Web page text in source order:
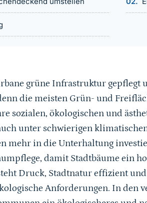
grüne Infrastruktur
die meisten Grün- und
sozialen, ökologischen und
unter schwierigen
mehr in die Unterhaltung
damit Stadtbäume ein
Druck, Stadtnatur effizient
Anforderungen. In den